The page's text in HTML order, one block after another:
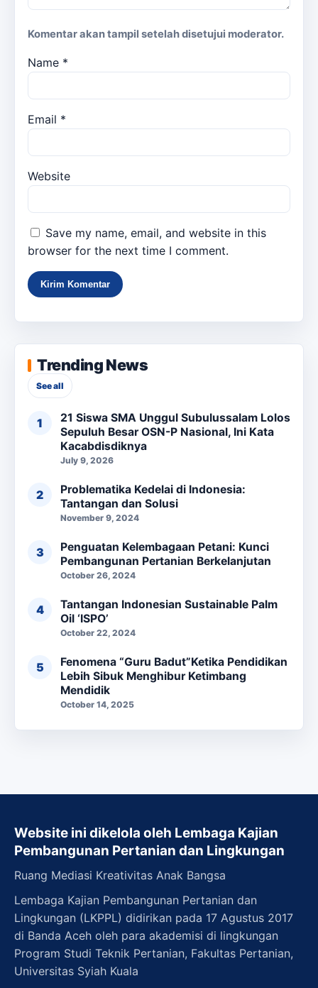
Komentar akan tampil setelah disetujui moderator.
Name *
Email *
Website
Save my name, email, and website in this
browser for the next time I comment.
Trending News
See all
21 Siswa SMA Unggul Subulussalam Lolos
Sepuluh Besar OSN-P Nasional, Ini Kata
Kacabdisdiknya
July 9, 2026
Problematika Kedelai di Indonesia:
Tantangan dan Solusi
November 9, 2024
Penguatan Kelembagaan Petani: Kunci
Pembangunan Pertanian Berkelanjutan
October 26, 2024
Tantangan Indonesian Sustainable Palm
Oil ‘ISPO’
October 22, 2024
Fenomena “Guru Badut”Ketika Pendidikan
Lebih Sibuk Menghibur Ketimbang
Mendidik
October 14, 2025
Website ini dikelola oleh Lembaga Kajian
Pembangunan Pertanian dan Lingkungan
Ruang Mediasi Kreativitas Anak Bangsa
Lembaga Kajian Pembangunan Pertanian dan
Lingkungan (LKPPL) didirikan pada 17 Agustus 2017
di Banda Aceh oleh para akademisi di lingkungan
Program Studi Teknik Pertanian, Fakultas Pertanian,
Universitas Syiah Kuala